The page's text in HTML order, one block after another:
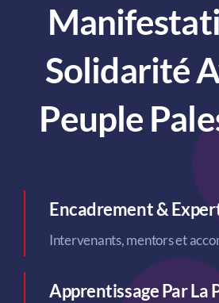
Admission
International
Vie Estudiantine
Contact
Solidarité
Peuple
Encadrement &
Intervenants, mentors et
Apprentissage Par La